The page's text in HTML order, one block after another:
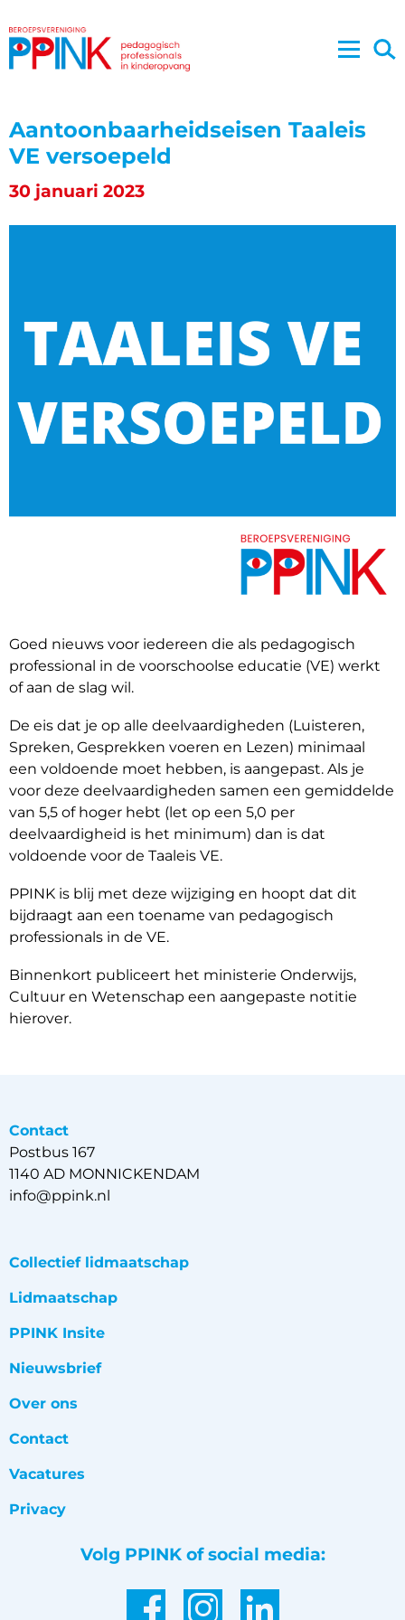
Aantoonbaarheidseisen Taaleis
VE versoepeld
30 januari 2023
Goed nieuws voor iedereen die als pedagogisch
professional in de voorschoolse educatie (VE) werkt
of aan de slag wil.
De eis dat je op alle deelvaardigheden (Luisteren,
Spreken, Gesprekken voeren en Lezen) minimaal
een voldoende moet hebben, is aangepast. Als je
voor deze deelvaardigheden samen een gemiddelde
van 5,5 of hoger hebt (let op een 5,0 per
deelvaardigheid is het minimum) dan is dat
voldoende voor de Taaleis VE.
PPINK is blij met deze wijziging en hoopt dat dit
bijdraagt aan een toename van pedagogisch
professionals in de VE.
Binnenkort publiceert het ministerie Onderwijs,
Cultuur en Wetenschap een aangepaste notitie
hierover.
Contact
Postbus 167
1140 AD MONNICKENDAM
info@ppink.nl
Collectief lidmaatschap
Lidmaatschap
PPINK Insite
Nieuwsbrief
Over ons
Contact
Vacatures
Privacy
Volg PPINK of social media: